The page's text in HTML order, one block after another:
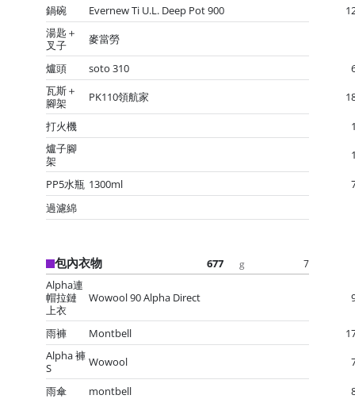
鍋碗
Evernew Ti U.L. Deep Pot 900
湯匙＋
叉子
麥當勞
爐頭 soto 310
瓦斯＋
腳架
PK110領航家
打火機
爐子腳
架
PP5水瓶 1300ml
過濾綿
包內衣物 677 g 7
Alpha連
帽拉鏈
上衣
Wowool 90 Alpha Direct
雨褲 Montbell
Alpha 褲
S
Wowool
雨傘 montbell